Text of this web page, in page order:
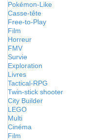
Pokémon-Like
Casse-tête
Free-to-Play
Film
Horreur
FMV
Survie
Exploration
Livres
Tactical-RPG
Twin-stick shooter
City Builder
LEGO
Multi
Cinéma
Film